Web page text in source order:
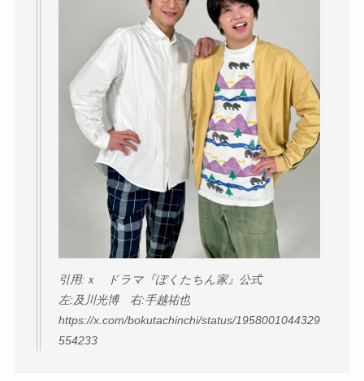
引用:ｘ ドラマ『ぼくたちん家』公式
左:及川光博 右:手越祐也
https://x.com/bokutachinchi/status/1958001044329
554233